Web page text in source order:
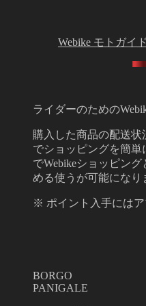
Webike モトガイ
ライダーのための
購入した商品の配送
でショッピングを簡
でWebikeショッピン
める使うが可能になり
※ ポイント入手にはア
BORGO
PANIGALE